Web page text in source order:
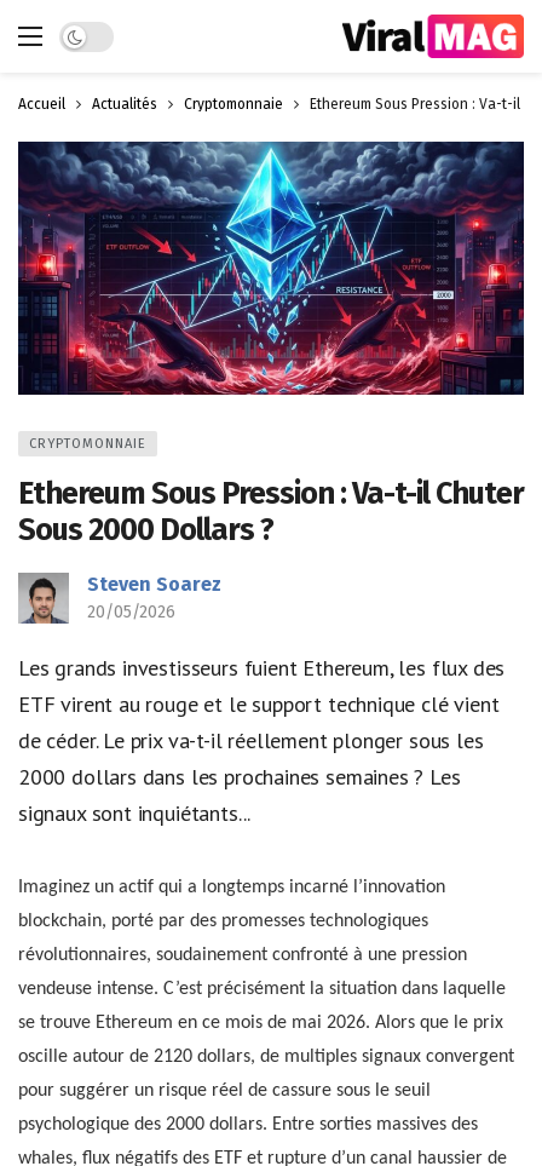
Dark mode
Accueil Actualités Cryptomonnaie Ethereum Sous Pression : Va-t-il
CRYPTOMONNAIE
Ethereum Sous Pression : Va-t-il Chuter
Sous 2000 Dollars ?
Steven Soarez
20/05/2026
Les grands investisseurs fuient Ethereum, les flux des
ETF virent au rouge et le support technique clé vient
de céder. Le prix va-t-il réellement plonger sous les
2000 dollars dans les prochaines semaines ? Les
signaux sont inquiétants...
Imaginez un actif qui a longtemps incarné l’innovation
blockchain, porté par des promesses technologiques
révolutionnaires, soudainement confronté à une pression
vendeuse intense. C’est précisément la situation dans laquelle
se trouve Ethereum en ce mois de mai 2026. Alors que le prix
oscille autour de 2120 dollars, de multiples signaux convergent
pour suggérer un risque réel de cassure sous le seuil
psychologique des 2000 dollars. Entre sorties massives des
whales, flux négatifs des ETF et rupture d’un canal haussier de